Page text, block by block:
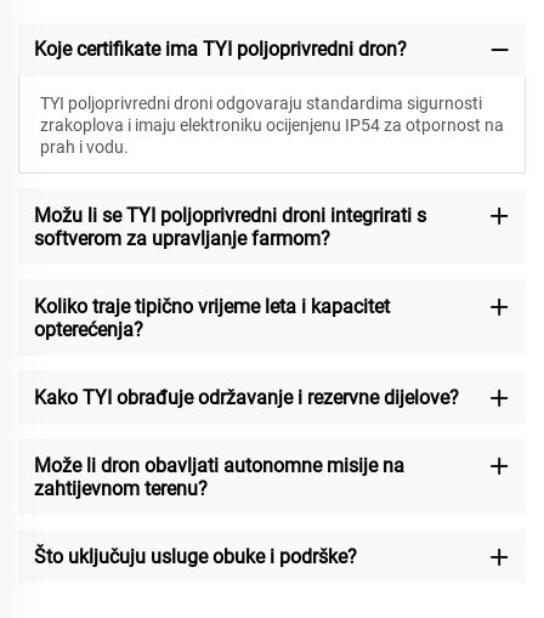
Koje certifikate ima TYI poljoprivredni dron?
TYI poljoprivredni droni odgovaraju standardima sigurnosti
zrakoplova i imaju elektroniku ocijenjenu IP54 za otpornost na
prah i vodu.
Možu li se TYI poljoprivredni droni integrirati s
softverom za upravljanje farmom?
Koliko traje tipično vrijeme leta i kapacitet
opterećenja?
Kako TYI obrađuje održavanje i rezervne dijelove?
Može li dron obavljati autonomne misije na
zahtijevnom terenu?
Što uključuju usluge obuke i podrške?